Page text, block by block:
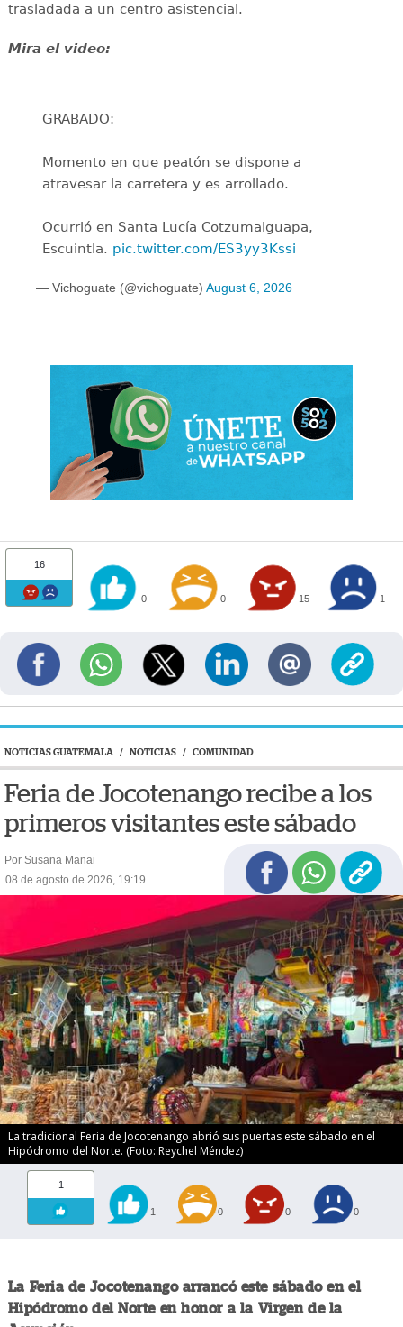
trasladada a un centro asistencial.
Mira el video:
GRABADO:
Momento en que peatón se dispone a
atravesar la carretera y es arrollado.
Ocurrió en Santa Lucía Cotzumalguapa,
Escuintla. pic.twitter.com/ES3yy3Kssi
— Vichoguate (@vichoguate) August 6, 2026
16
0 0 15 1
NOTICIAS GUATEMALA / NOTICIAS / COMUNIDAD
Feria de Jocotenango recibe a los
primeros visitantes este sábado
Por Susana Manai
08 de agosto de 2026, 19:19
La tradicional Feria de Jocotenango abrió sus puertas este sábado en el
Hipódromo del Norte. (Foto: Reychel Méndez)
1
1 0 0 0
La Feria de Jocotenango arrancó este sábado en el
Hipódromo del Norte en honor a la Virgen de la